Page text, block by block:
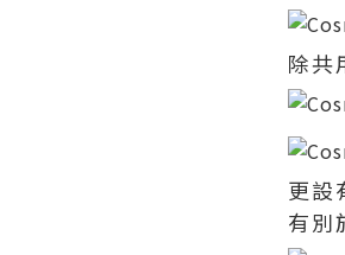
除共
更設
有別